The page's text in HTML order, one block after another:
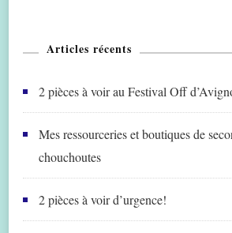
Articles récents
2 pièces à voir au Festival Off
Mes ressourceries et boutiques de
chouchoutes
2 pièces à voir d’urgence!